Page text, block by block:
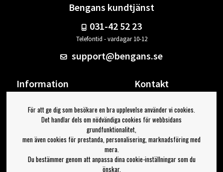
Bengans kundtjänst
031-42 52 23
Telefontid - vardagar 10-12
support@bengans.se
Information
Om Bengans
FAQ / Köp- & Leveransvillkor
Kontakt
Din sida
Logga ut
Jag vill ha tips från Bengans
För att ge dig som besökare en bra upplevelse använder vi cookies.
Det handlar dels om nödvändiga cookies för webbsidans
grundfunktionalitet,
men även cookies för prestanda, personalisering, marknadsföring med
mera.
Du bestämmer genom att anpassa dina cookie-inställningar som du
önskar.